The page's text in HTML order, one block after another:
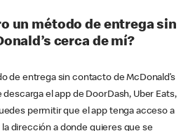
un método de entrega sin
cerca de mí?
de entrega sin contacto de McDonald’s
el app de DoorDash, Uber Eats,
permitir que el app tenga acceso a
dirección a donde quieres que se